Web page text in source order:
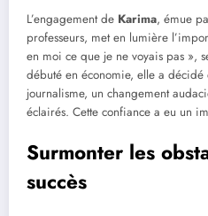
L’engagement de Karima, émue
professeurs, met en lumière
en moi ce que je ne voyais pas »,
débuté en économie, elle a décidé
journalisme, un changement
éclairés. Cette confiance a eu un
Surmonter les
succès